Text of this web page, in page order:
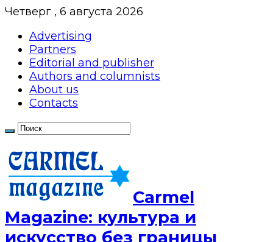
Четверг , 6 августа 2026
Advertising
Partners
Editorial and publisher
Authors and columnists
About us
Contacts
Сarmel
Magazine: культура и
искусство без границы